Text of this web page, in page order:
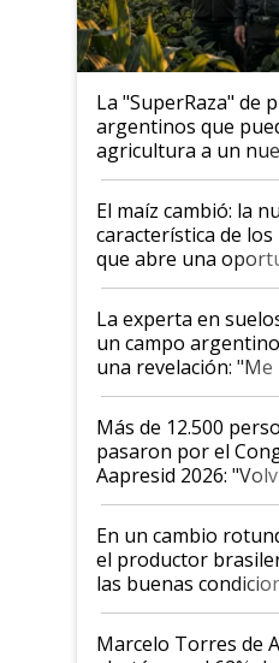
La "SuperRaza" de
argentinos que
agricultura a un
posibilidades de
infinitas"
El maíz cambió: la
característica de
que abre una
el lote
La experta en
un campo
una revelación: "Me
impresionó mucho"
Más de 12.500
pasaron por el
Aapresid 2026:
demostrar que
suelo es hablar de
sistema productivo"
En un cambio
el productor
las buenas
agro argentino
"Los veo más
Marcelo Torres de